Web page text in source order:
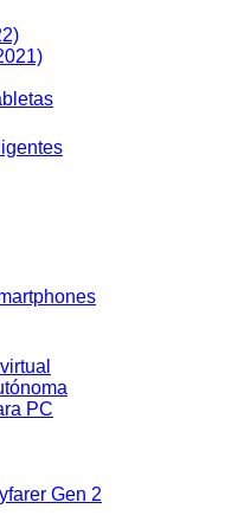
PC
Gen 2